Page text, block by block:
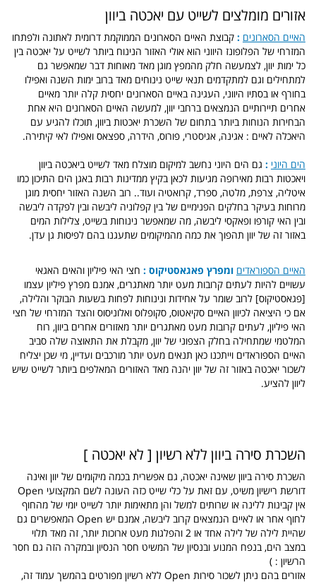
אזורים מומלצים לשייט עם יאכטה ביוון
האיים הסארונים : קבוצת האיים הסארונים הממוקמת דרומית לאתונה ולפתחו
המזרחי של הפלופונז היווני הוא אולי האזור הנינוח ביותר לשייט על יאכטה בין
כל ימות יוון, לצמעשה חלק מהמפץ מוגן מאד מאוחות דבר שמאפשר גם
למתחילים וגם למתקדמים תנאי שייט נינוחים מאד ברוב ימות השנה ואפילו
בחורף או בסתיו היווני, העגינה באיים הסארונים יחסית קלה יותר מאיים
אחרים תיירותיים הנמצאים ברחבי יוון, למעשה האיים הסארונים היא אחת
הבחירות הנוחות ביותר בתחום של השכרת יאכטות ביוון, תוכלו להגיע עם
היאכלה לאיים : אגינה, אגיסטרי, פורוס, הידרה, ספצאס ואפילו לאי קיתירה.
הים היוני : גם הים היוני נחשב למיקום מוצלח מאד לשייט ביאכטה ביוון
ויאכטות רבות מאירופה מגיעות לכאן בקיץ ממדינות רבות באגן הים התיכון כמו
איטליה, צרפת, מלטה, ספרד, קרואטיה ועוד.. רוב השנה האזור יחסית מוגן
מרוחות בעיקר בחלקים הפנימיים של בין קפלוניה ליבשה ובין לפקדה ליבשה
ובין האי קורפו ופאקסי ליבשה, מה שמאפשר נינוחות בשייט, צלילות המים
באזור זה של יוון תהפוך את כמה מהמיקומים שתעגנו בהם לפיסות גן עדן.
האיים הספוראדים ומפרץ פאגאסטיקוס : חצי האי פיליון והאים האגאי
עשויים להיות לעתים קרובות מעט יותר מאתגרים, אמנם מפרץ פיליון עצמו
[פגאסטיקוס] לרוב שומר על אחידות ונינוחות לפחות בשעות הבוקר והלילה,
אם כי היציאה לכיוון האיים סקיאטוס, סקופלוס ואלוניסוס והצד המזרחי של חצי
האי פיליון, לעתים קרובות מעט מאתגרים יותר מאזורים אחרים ביוון, רוח
המלטמי שמתחילה בחלק הצפוני של יוון, מקבלת את התאוצה שלה סביב
האיים הספוראדים וייתכנו כאן תנאים מעט יותר מורכבים ועדיין, מי שכן יצליח
לשכור יאכטה באזור זה של יוון יהנה מאד האזורים המאלפים ביותר לשייט שיש
ליוון להציע.
השכרת סירה ביוון ללא רשיון [ לא יאכטה ]
השכרת סירה ביוון שאינה יאכטה, גם אפשרית בכמה מיקומים של יוון ואינה
דורשת רישיון משיט, עם זאת על כלי שייט כזה העונה לשם המקצועי Open
אין קבינות ללינה או שרותים למשל והן מתאימות יותר לשייט יומי של מהחוף
לחוף אחר או לאיים הנמצאים קרוב ליבשה, אמנם יש Open המאפשרים גם
שהיית לילה של לילה אחד או 2 והפלגות מעט ארוכות יותר, זה מאד תלוי
במצב הים, בנפח המנוע ובנסיון של המשיט חסר הנסיון ובמקרה הזה גם חסר
הרשיון : )
אזורים בהם ניתן לשכור סירות Open ללא רשיון מפורטים בהמשך עמוד זה,